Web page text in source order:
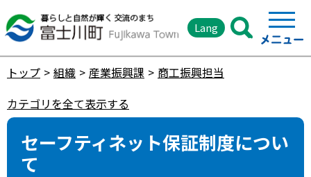
Lang
トップ 組織 産業振興課
商工振興担当
カテゴリを全て表示する
セーフティネット保証制度につい
て